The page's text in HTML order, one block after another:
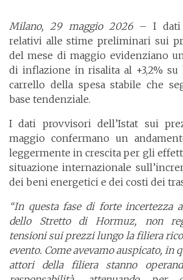
Milano, 29 maggio 2026– I dati
relativi alle stime preliminari sui
del mese di maggio evidenziano
di inflazione in risalita al +3,2% su
carrello della spesa stabile che
base tendenziale.
I dati provvisori dell’Istat sui
maggio confermano un
leggermente in crescita per gli
situazione internazionale
dei beni energetici e dei costi dei
“In questa fase di forte incertezza
dello Stretto di Hormuz, non
tensioni sui prezzi lungo la filiera
evento. Come avevamo auspicato, in
attori della filiera stanno